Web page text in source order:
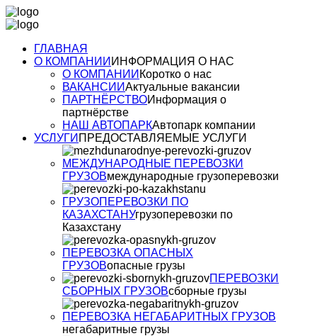
ГЛАВНАЯ
О КОМПАНИИ ИНФОРМАЦИЯ О НАС
О КОМПАНИИ Коротко о нас
ВАКАНСИИАктуальные вакансии
ПАРТНЁРСТВОИнформация о
партнёрстве
НАШ АВТОПАРКАвтопарк компании
УСЛУГИ ПРЕДОСТАВЛЯЕМЫЕ УСЛУГИ
МЕЖДУНАРОДНЫЕ ПЕРЕВОЗКИ
ГРУЗОВмеждународные грузоперевозки
ГРУЗОПЕРЕВОЗКИ ПО
КАЗАХСТАНУгрузоперевозки по
Казахстану
ПЕРЕВОЗКА ОПАСНЫХ
ГРУЗОВопасные грузы
ПЕРЕВОЗКИ
СБОРНЫХ ГРУЗОВсборные грузы
ПЕРЕВОЗКА НЕГАБАРИТНЫХ ГРУЗОВ
негабаритные грузы